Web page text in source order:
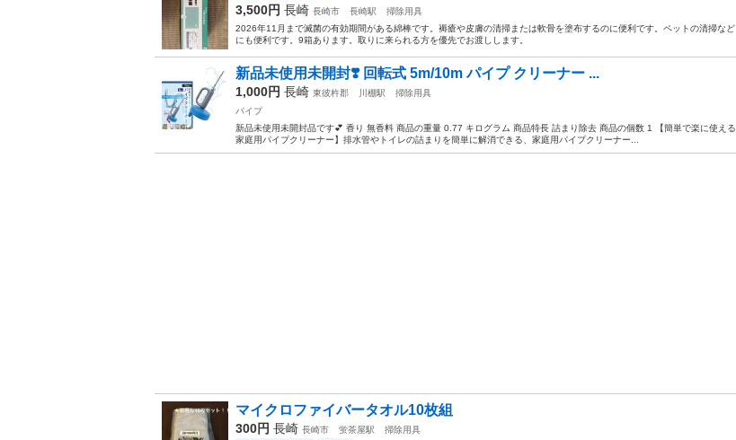
3,500円 長崎 長崎市 長崎駅
掃除用具
2026年11月まで滅菌の有効期間がある綿棒です。褥瘡や皮膚の清掃または軟骨を塗布するのに便利です。ペットの清掃など
にも便利です。9箱あります。取りに来られる方を優先でお渡しします。
新品未使用未開封❣️ 回転式 5m/10m パイプ クリーナー ...
1,000円 長崎 東彼杵郡 川棚駅
掃除用具
パイプ
新品未使用未開封品です︎💕︎ 香り 無香料 商品の重量 0.77 キログラム 商品特長 詰まり除去 商品の個数 1 【簡単で楽に使える
家庭用パイプクリーナー】排水管やトイレの詰まりを簡単に解消できる、家庭用パイプクリーナー...
マイクロファイバータオル10枚組
300円 長崎 長崎市 蛍茶屋駅 掃除用具